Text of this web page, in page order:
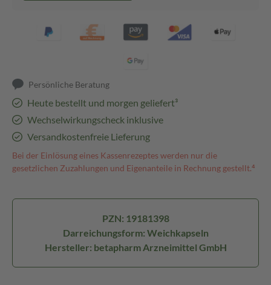
Persönliche Beratung
Heute bestellt und morgen geliefert³
Wechselwirkungscheck inklusive
Versandkostenfreie Lieferung
Bei der Einlösung eines Kassenrezeptes werden nur die
gesetzlichen Zuzahlungen und Eigenanteile in Rechnung gestellt.⁴
PZN: 19181398
Darreichungsform: Weichkapseln
Hersteller: betapharm Arzneimittel GmbH